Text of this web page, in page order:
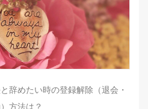
辞めたい時の登録解除（退会・
方法は？